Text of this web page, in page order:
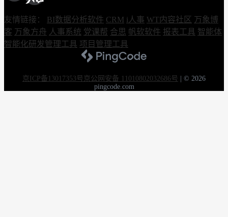
友情链接： BI数据分析软件 CRM i人事 WT内容社区 万象博
客 万象方舟 人事系统 党课帮 合思 帆软软件 报表工具 智能体
智能化研发管理工具 项目管理工具
京ICP备13017353号京公网安备 11010802032686号
© 2026
pingcode.com